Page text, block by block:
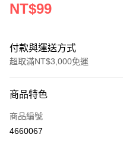
NT$99
付款與運送方式
超取滿NT$3,000免運
信用卡一次付款
超商取貨付款
商品特色
商品編號
4660067